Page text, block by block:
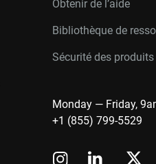
Obtenir de l’aide
Bibliothèque de
Sécurité des produits
Monday — Friday,
+1 (855) 799-5529